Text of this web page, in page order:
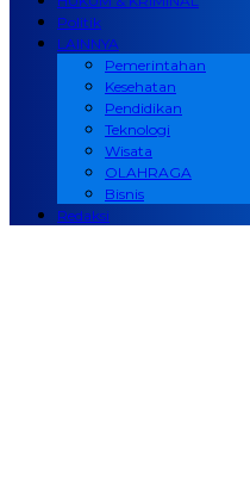
Politik
LAINNYA
Pemerintahan
Kesehatan
Pendidikan
Teknologi
Wisata
OLAHRAGA
Bisnis
Redaksi